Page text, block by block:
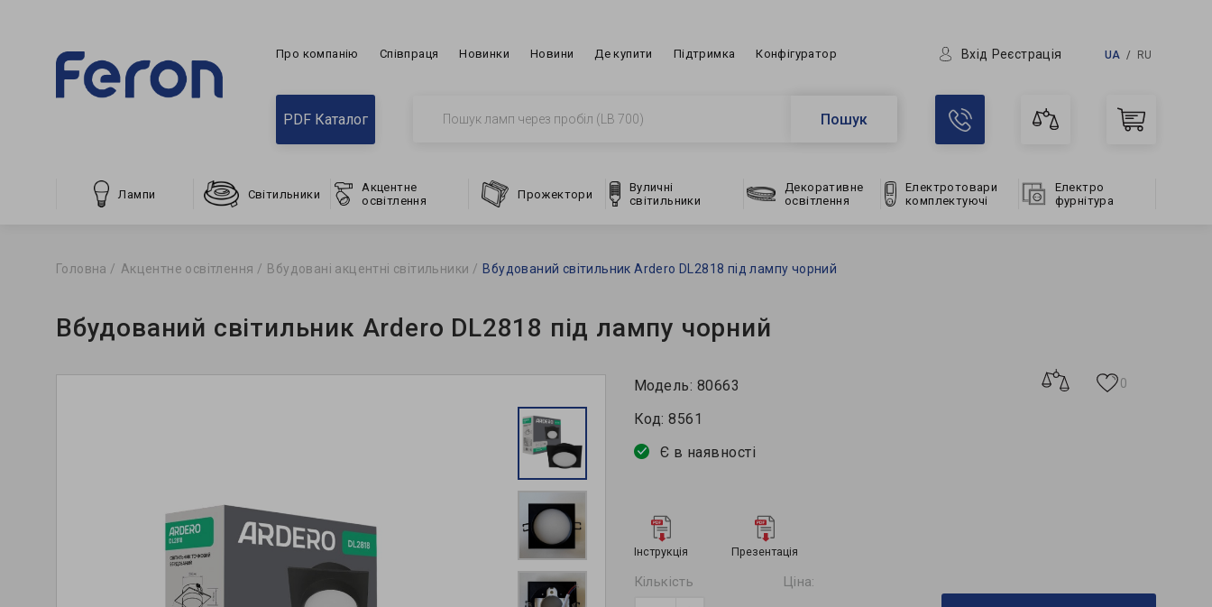
Про компанію Співпраця Новинки Новини Де купити Підтримка Конфігуратор Вхід Реєстрація UA RU
PDF Каталог Пошук
Лампи Світильники
Акцентне
освітлення
Прожектори
Вуличні
світильники
Декоративне
освітлення
Електротовари
комплектуючі
Електро
фурнітура
Головна Акцентне освітлення Вбудовані акцентні світильники Вбудований світильник Ardero DL2818 під лампу чорний
Вбудований світильник Ardero DL2818 під лампу чорний
Модель: 80663
Код: 8561
Є в наявності
0
Інструкція Презентація
Кількість Ціна: